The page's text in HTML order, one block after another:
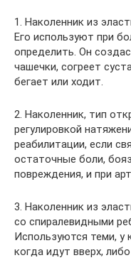
1. Наколенник из
Его используют при
определить. Он
чашечки, согреет
бегает или ходит.
2. Наколенник, тип
регулировкой
реабилитации, если
остаточные боли,
повреждения, и при
3. Наколенник из
со спиралевидными
Используются теми, у
когда идут вверх,